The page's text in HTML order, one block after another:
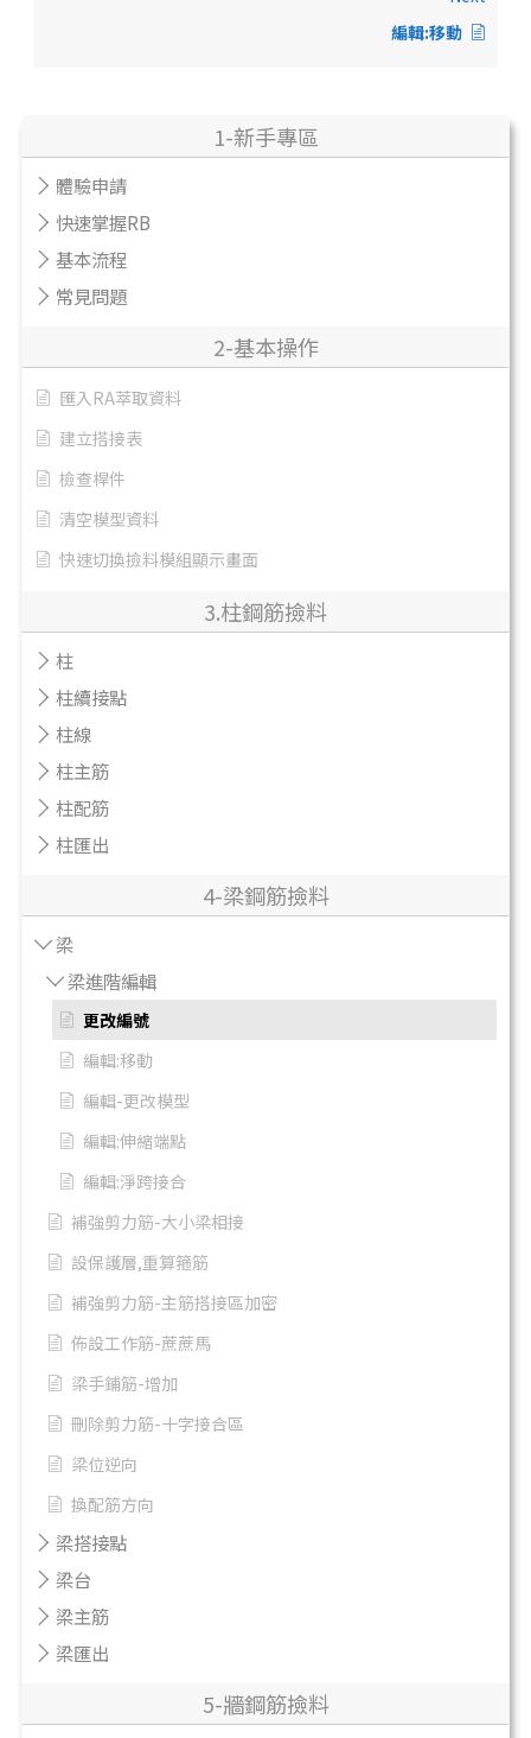
1-新手專區
體驗申請
快速掌握RB
基本流程
常見問題
2-基本操作
匯入RA萃取資料
建立搭接表
檢查桿件
清空模型資料
快速切換撿料模組顯示畫面
3.柱鋼筋撿料
柱
柱續接點
柱線
柱主筋
柱配筋
柱匯出
4-梁鋼筋撿料
梁
梁進階編輯
更改編號
編輯:移動
編輯-更改模型
編輯:伸縮端點
編輯:淨跨接合
補強剪力筋-大小梁相接
設保護層,重算箍筋
補強剪力筋-主筋搭接區加密
佈設工作筋-蔗蔗馬
梁手鋪筋-增加
刪除剪力筋-十字接合區
梁位逆向
換配筋方向
梁搭接點
梁台
梁主筋
梁匯出
5-牆鋼筋撿料
編輯:移動